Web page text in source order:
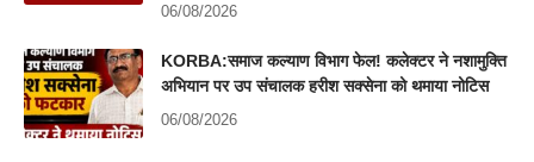
06/08/2026
KORBA:समाज कल्याण विभाग फेल! कलेक्टर ने नशामुक्ति
अभियान पर उप संचालक हरीश सक्सेना को थमाया नोटिस
06/08/2026